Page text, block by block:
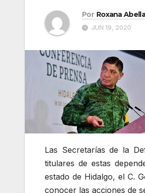
Por Roxana
JUN 19, 2020
Las Secretarías de la
titulares de estas
estado de Hidalgo, el C.
conocer las acciones de